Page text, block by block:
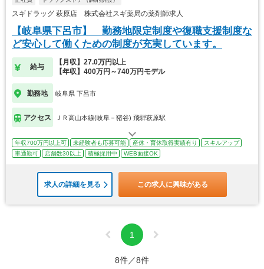
スギドラッグ 萩原店 株式会社スギ薬局の薬剤師求人
【岐阜県下呂市】 勤務地限定制度や復職支援制度な
ど安心して働くための制度が充実しています。
給与
【月収】27.0万円以上
【年収】400万円～740万円モデル
勤務地 岐阜県 下呂市
アクセス ＪＲ高山本線(岐阜－猪谷) 飛騨萩原駅
年収700万円以上可 未経験者も応募可能 産休・育休取得実績有り
スキルアップ
車通勤可
店舗数30以上 積極採用中 WEB面接OK
求人の詳細を見る この求人に興味がある
1
8件／8件